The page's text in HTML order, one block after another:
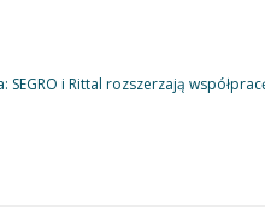
SEGRO i Rittal rozszerzają